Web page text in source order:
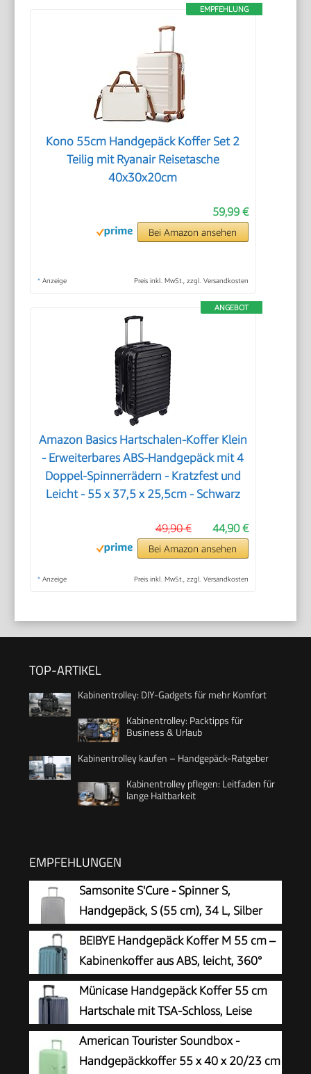
EMPFEHLUNG
Kono 55cm Handgepäck Koffer Set 2
Teilig mit Ryanair Reisetasche
40x30x20cm
59,99 €
Bei Amazon ansehen
* Anzeige Preis inkl. MwSt., zzgl. Versandkosten
ANGEBOT
Amazon Basics Hartschalen-Koffer Klein
- Erweiterbares ABS-Handgepäck mit 4
Doppel-Spinnerrädern - Kratzfest und
Leicht - 55 x 37,5 x 25,5cm - Schwarz
44,90 €
49,90 €
Bei Amazon ansehen
* Anzeige Preis inkl. MwSt., zzgl. Versandkosten
TOP-ARTIKEL
Kabinentrolley: DIY-Gadgets für mehr Komfort
Kabinentrolley: Packtipps für
Business & Urlaub
Kabinentrolley kaufen – Handgepäck-Ratgeber
Kabinentrolley pflegen: Leitfaden für
lange Haltbarkeit
EMPFEHLUNGEN
Samsonite S'Cure - Spinner S,
Handgepäck, S (55 cm), 34 L, Silber
(Silver)
BEIBYE Handgepäck Koffer M 55 cm –
Kabinenkoffer aus ABS, leicht, 360°
Doppelrollen, Reisekoffer für
Kurzreisen, Dunkelgruen
Münicase Handgepäck Koffer 55 cm
Hartschale mit TSA-Schloss, Leise
Doppelrollen, Kabinentrolley für viele
American Tourister Soundbox -
Handgepäckkoffer 55 x 40 x 20/23 cm